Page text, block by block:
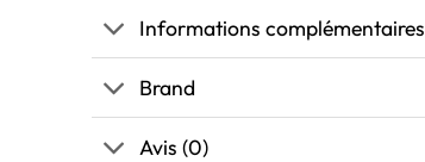
Informations complémentaires
Brand
Avis (0)